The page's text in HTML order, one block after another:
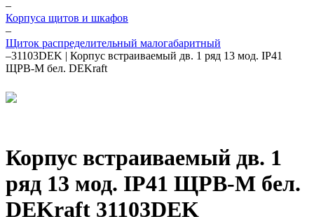
–
Корпуса щитов и шкафов
–
Щиток распределительный малогабаритный
–31103DEK | Корпус встраиваемый дв. 1 ряд 13 мод. IP41
ЩРВ-М бел. DEKraft
Корпус встраиваемый дв. 1
ряд 13 мод. IP41 ЩРВ-М бел.
DEKraft 31103DEK